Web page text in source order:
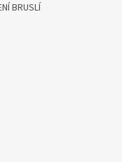
BRUSLÍ